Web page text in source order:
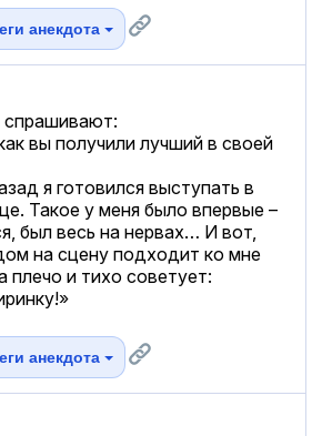
анекдота
спрашивают:
вы получили лучший в своей
я готовился выступать в
Такое у меня было впервые –
был весь на нервах… И вот,
на сцену подходит ко мне
плечо и тихо советует:
анекдота